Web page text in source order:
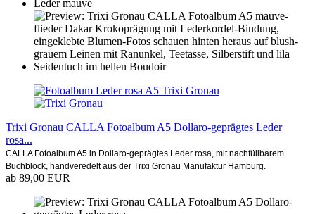
Trixi Gronau CALLA Fotoalbum A5 Dollaro-geprägtes Leder
rosa...
CALLA Fotoalbum A5 in Dollaro-geprägtes Leder rosa, mit nachfüllbarem
Buchblock, handveredelt aus der Trixi Gronau Manufaktur Hamburg.
ab 89,00 EUR